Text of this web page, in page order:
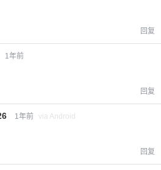
回复
1年前
回复
1年前 via Android
回复